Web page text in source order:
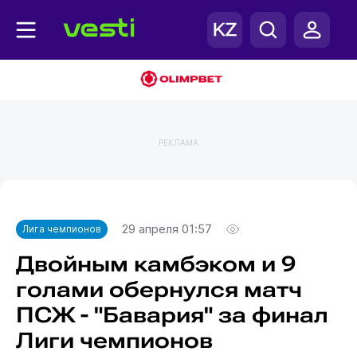
РЕКЛАМА
Лига чемпионов 29 апреля 01:57
Двойным камбэком и 9
голами обернулся матч
ПСЖ - "Бавария" за финал
Лиги чемпионов